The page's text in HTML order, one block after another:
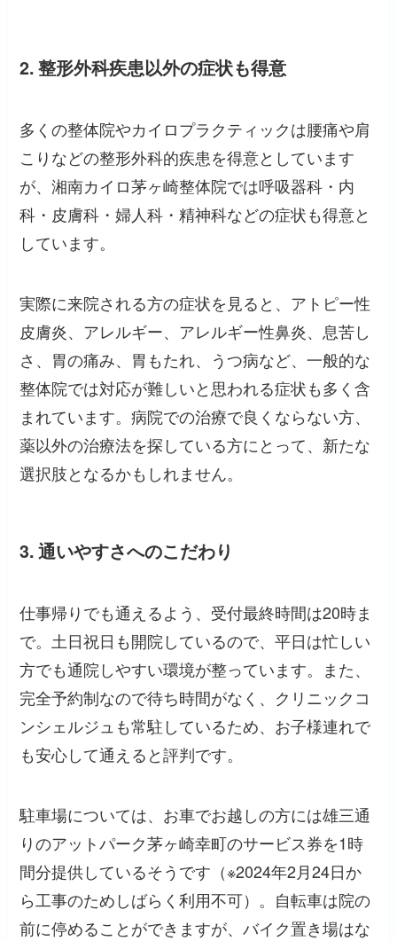
2. 整形外科疾患以外の症状も得意
多くの整体院やカイロプラクティックは腰痛や肩
こりなどの整形外科的疾患を得意としています
が、湘南カイロ茅ヶ崎整体院では呼吸器科・内
科・皮膚科・婦人科・精神科などの症状も得意と
しています。
実際に来院される方の症状を見ると、アトピー性
皮膚炎、アレルギー、アレルギー性鼻炎、息苦し
さ、胃の痛み、胃もたれ、うつ病など、一般的な
整体院では対応が難しいと思われる症状も多く含
まれています。病院での治療で良くならない方、
薬以外の治療法を探している方にとって、新たな
選択肢となるかもしれません。
3. 通いやすさへのこだわり
仕事帰りでも通えるよう、受付最終時間は20時ま
で。土日祝日も開院しているので、平日は忙しい
方でも通院しやすい環境が整っています。また、
完全予約制なので待ち時間がなく、クリニックコ
ンシェルジュも常駐しているため、お子様連れで
も安心して通えると評判です。
駐車場については、お車でお越しの方には雄三通
りのアットパーク茅ヶ崎幸町のサービス券を1時
間分提供しているそうです（※2024年2月24日か
ら工事のためしばらく利用不可）。自転車は院の
前に停めることができますが、バイク置き場はな